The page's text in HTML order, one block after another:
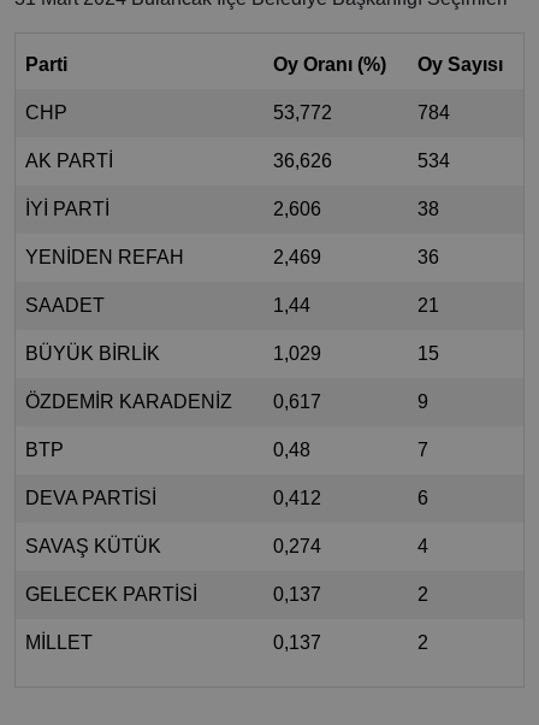
Parti Oy Oranı (%) Oy Sayısı
CHP 53,772 784
AK PARTİ 36,626 534
İYİ PARTİ 2,606 38
YENİDEN REFAH 2,469 36
SAADET 1,44 21
BÜYÜK BİRLİK 1,029 15
ÖZDEMİR KARADENİZ 0,617 9
BTP 0,48 7
DEVA PARTİSİ 0,412 6
SAVAŞ KÜTÜK 0,274 4
GELECEK PARTİSİ 0,137 2
MİLLET 0,137 2